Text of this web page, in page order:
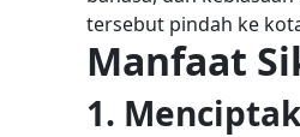
tersebut pindah ke
Manfaat
1.